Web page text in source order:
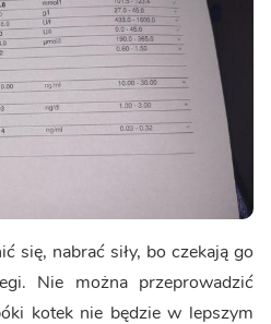
się, nabrać siły, bo czekają go
Nie można przeprowadzić
kotek nie będzie w lepszym